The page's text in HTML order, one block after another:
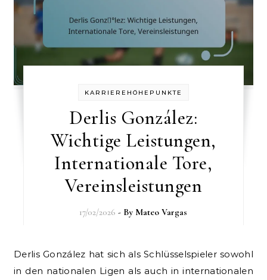
KARRIEREHÖHEPUNKTE
Derlis González:
Wichtige Leistungen,
Internationale Tore,
Vereinsleistungen
17/02/2026 - By Mateo Vargas
Derlis González hat sich als Schlüsselspieler sowohl
in den nationalen Ligen als auch in internationalen